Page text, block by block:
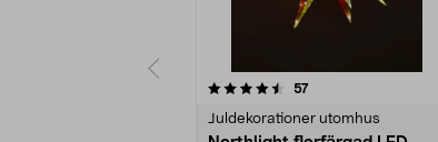
57recensioner
Juldekorationer utomhus
4.0 av 5 stjärnor